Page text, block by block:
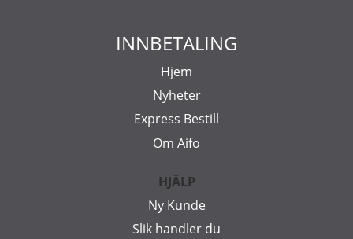
INNBETALING
Hjem
Nyheter
Express Bestill
Om Aifo
HJÄLP
Ny Kunde
Slik handler du